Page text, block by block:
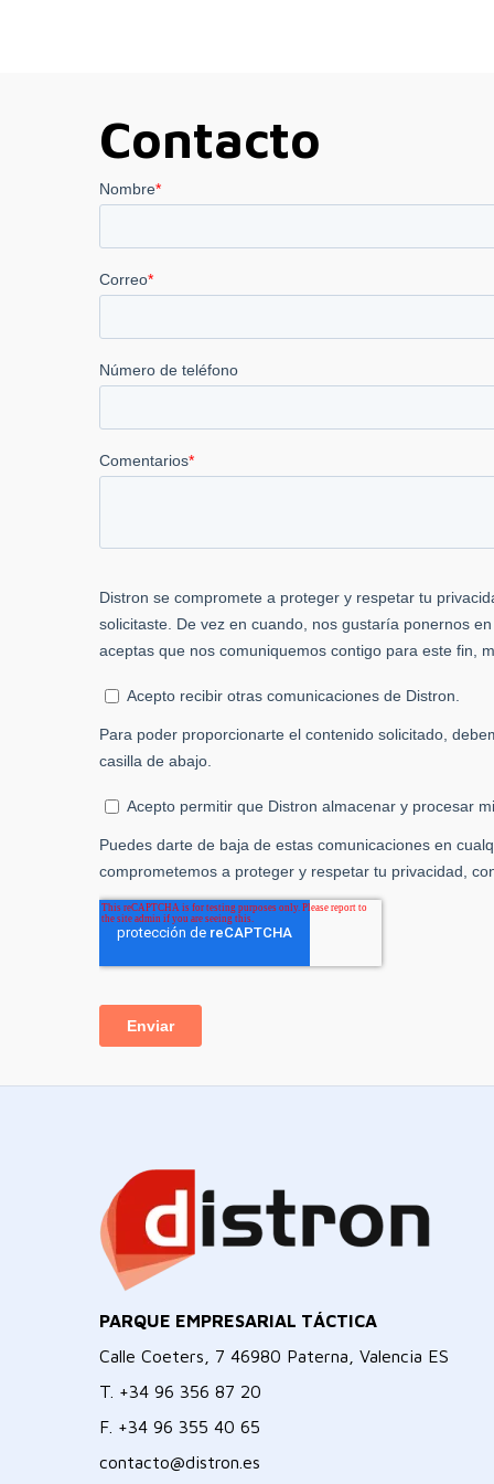
Contacto
PARQUE EMPRESARIAL TÁCTICA
Calle Coeters, 7 46980 Paterna, Valencia ES
T. +34 96 356 87 20
F. +34 96 355 40 65
contacto@distron.es